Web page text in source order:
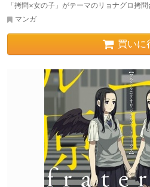
「拷問×女の子」がテーマのリョナグロ拷問
マンガ
買いに